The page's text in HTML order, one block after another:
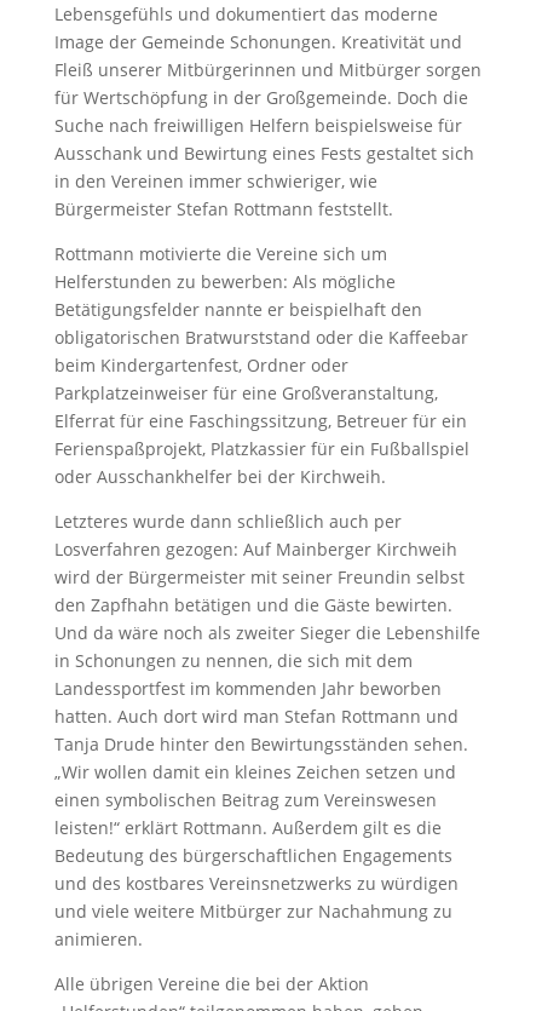
Lebensgefühls und dokumentiert das moderne
Image der Gemeinde Schonungen. Kreativität und
Fleiß unserer Mitbürgerinnen und Mitbürger sorgen
für Wertschöpfung in der Großgemeinde. Doch die
Suche nach freiwilligen Helfern beispielsweise für
Ausschank und Bewirtung eines Fests gestaltet sich
in den Vereinen immer schwieriger, wie
Bürgermeister Stefan Rottmann feststellt.
Rottmann motivierte die Vereine sich um
Helferstunden zu bewerben: Als mögliche
Betätigungsfelder nannte er beispielhaft den
obligatorischen Bratwurststand oder die Kaffeebar
beim Kindergartenfest, Ordner oder
Parkplatzeinweiser für eine Großveranstaltung,
Elferrat für eine Faschingssitzung, Betreuer für ein
Ferienspaßprojekt, Platzkassier für ein Fußballspiel
oder Ausschankhelfer bei der Kirchweih.
Letzteres wurde dann schließlich auch per
Losverfahren gezogen: Auf Mainberger Kirchweih
wird der Bürgermeister mit seiner Freundin selbst
den Zapfhahn betätigen und die Gäste bewirten.
Und da wäre noch als zweiter Sieger die Lebenshilfe
in Schonungen zu nennen, die sich mit dem
Landessportfest im kommenden Jahr beworben
hatten. Auch dort wird man Stefan Rottmann und
Tanja Drude hinter den Bewirtungsständen sehen.
„Wir wollen damit ein kleines Zeichen setzen und
einen symbolischen Beitrag zum Vereinswesen
leisten!“ erklärt Rottmann. Außerdem gilt es die
Bedeutung des bürgerschaftlichen Engagements
und des kostbares Vereinsnetzwerks zu würdigen
und viele weitere Mitbürger zur Nachahmung zu
animieren.
Alle übrigen Vereine die bei der Aktion